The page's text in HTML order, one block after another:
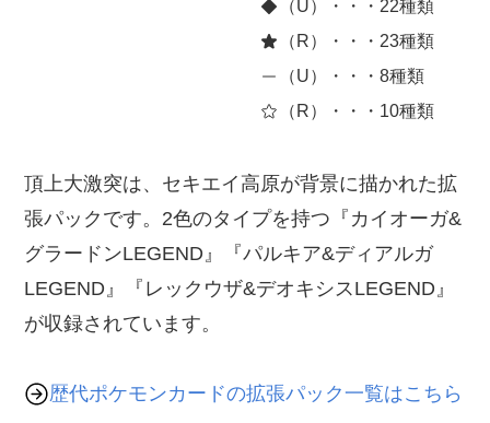
（U）・・・22種類
（R）・・・23種類
（U）・・・8種類
（R）・・・10種類
頂上大激突は、セキエイ高原が背景に描かれた拡
張パックです。2色のタイプを持つ『カイオーガ&
グラードンLEGEND』『パルキア&ディアルガ
LEGEND』『レックウザ&デオキシスLEGEND』
が収録されています。
歴代ポケモンカードの拡張パック一覧はこちら